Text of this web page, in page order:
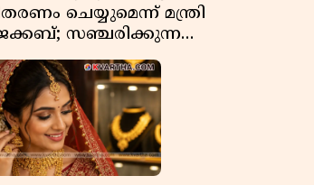
ചെയ്യുമെന്ന് മന്ത്രി
സഞ്ചരിക്കുന്ന
തുടക്കം